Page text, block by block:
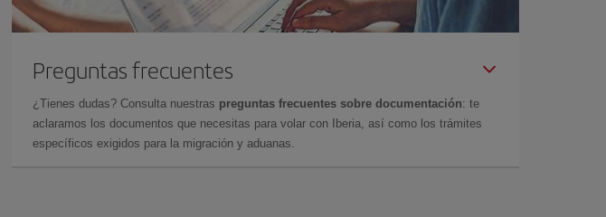
Preguntas frecuentes
¿Tienes dudas? Consulta nuestras preguntas frecuentes sobre documentación: te
aclaramos los documentos que necesitas para volar con Iberia, así como los trámites
específicos exigidos para la migración y aduanas.